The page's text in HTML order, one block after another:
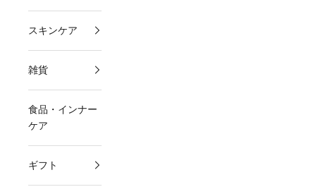
スキンケア
雑貨
食品・インナー
ケア
ギフト